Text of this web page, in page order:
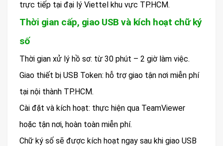
trực tiếp tại đại lý Viettel khu vực TP.HCM.
Thời gian cấp, giao USB và kích hoạt chữ ký
số
Thời gian xử lý hồ sơ: từ 30 phút – 2 giờ làm việc.
Giao thiết bị USB Token: hỗ trợ giao tận nơi miễn phí
tại nội thành TP.HCM.
Cài đặt và kích hoạt: thực hiện qua TeamViewer
hoặc tận nơi, hoàn toàn miễn phí.
Chữ ký số sẽ được kích hoạt ngay sau khi giao USB